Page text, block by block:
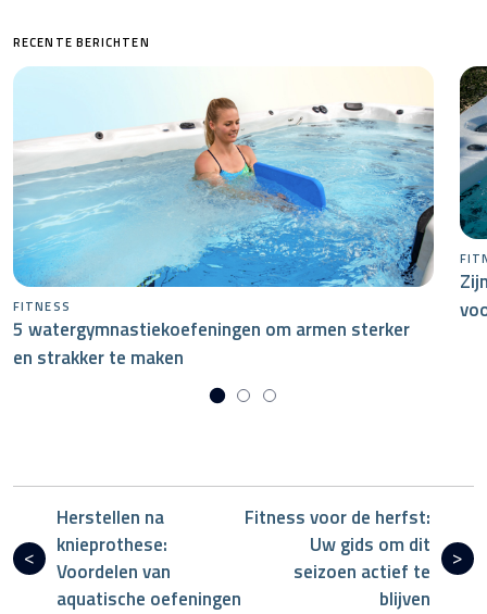
RECENTE BERICHTEN
FITNESS
5 watergymnastiekoefeningen om armen sterker
en strakker te maken
Herstellen na
knieprothese:
Voordelen van
aquatische oefeningen
Fitness voor de herfst:
Uw gids om dit
seizoen actief te
blijven